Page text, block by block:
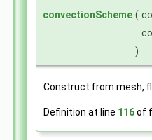
convectionScheme (
)
Construct from mesh,
Definition at line 116of